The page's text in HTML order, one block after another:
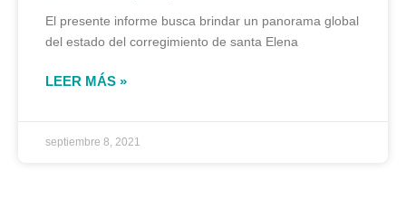
El presente informe busca brindar un panorama global
del estado del corregimiento de santa Elena
LEER MÁS »
septiembre 8, 2021